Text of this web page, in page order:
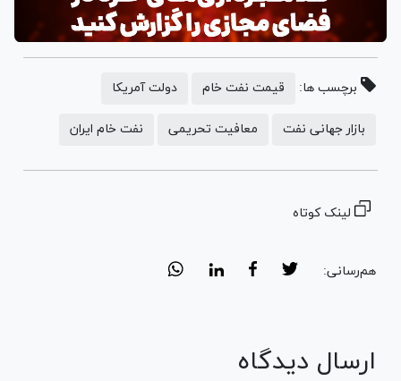
برچسب ها: قیمت نفت خام دولت آمریکا
بازار جهانی نفت معافیت تحریمی نفت خام ایران
لینک کوتاه
هم‌رسانی:
ارسال دیدگاه